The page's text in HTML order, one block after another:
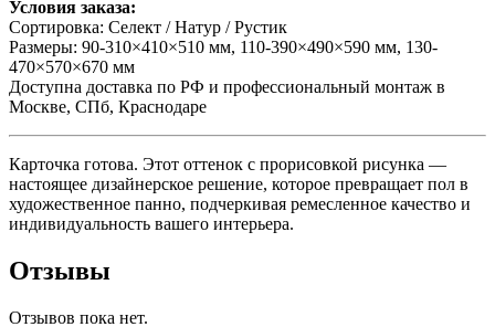
Условия заказа:
Сортировка: Селект / Натур / Рустик
Размеры: 90-310×410×510 мм, 110-390×490×590 мм, 130-
470×570×670 мм
Доступна доставка по РФ и профессиональный монтаж в
Москве, СПб, Краснодаре
Карточка готова. Этот оттенок с прорисовкой рисунка —
настоящее дизайнерское решение, которое превращает пол в
художественное панно, подчеркивая ремесленное качество и
индивидуальность вашего интерьера.
Отзывы
Отзывов пока нет.